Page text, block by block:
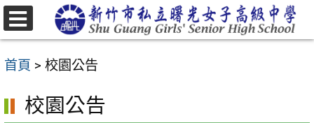
跳
至
要
容
首頁 > 校園公告
校園公告
選
單